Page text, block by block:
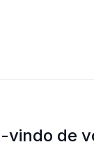
vindo de